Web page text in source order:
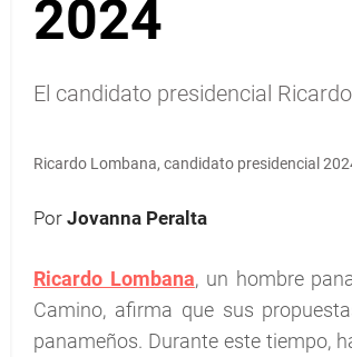
2024
El candidato presidencial
Ricardo Lombana, candidato presidencial
Por Jovanna Peralta
Ricardo Lombana, un hombre
Camino, afirma que sus
panameños. Durante este tiempo,